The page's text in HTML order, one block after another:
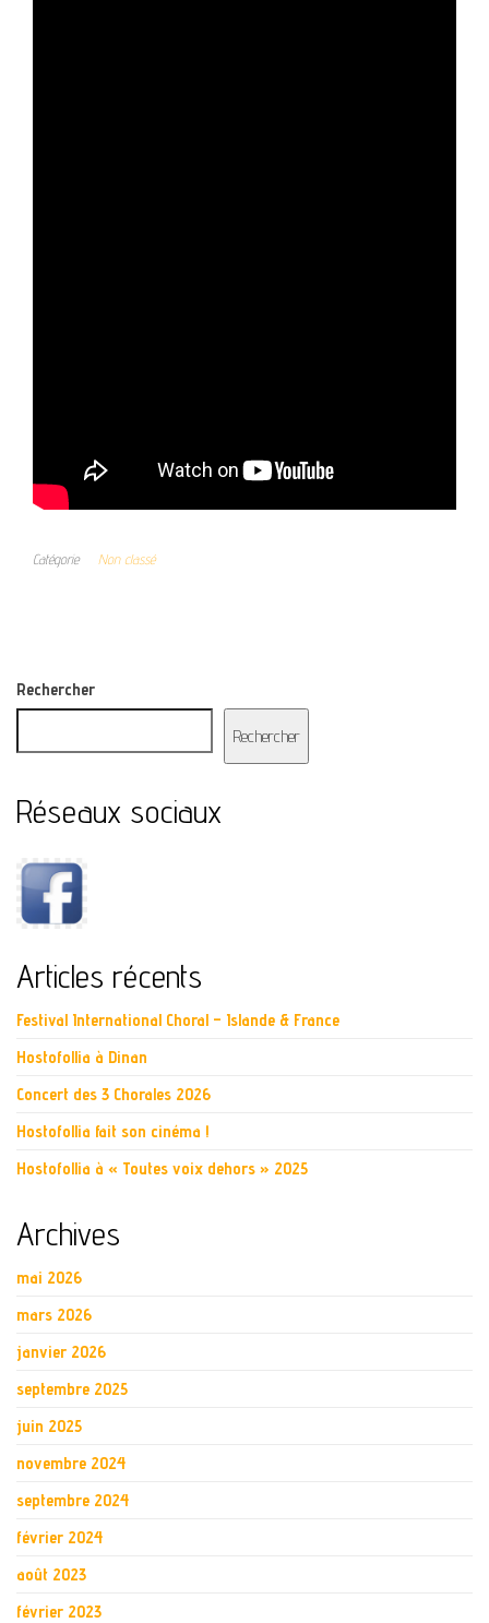
Catégorie Non classé
Rechercher
Rechercher
Réseaux sociaux
Articles récents
Festival International Choral – Islande & France
Hostofollia à Dinan
Concert des 3 Chorales 2026
Hostofollia fait son cinéma !
Hostofollia à « Toutes voix dehors » 2025
Archives
mai 2026
mars 2026
janvier 2026
septembre 2025
juin 2025
novembre 2024
septembre 2024
février 2024
août 2023
février 2023